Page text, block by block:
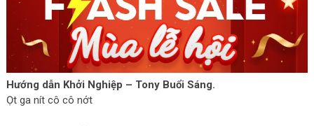
Hướng dẫn Khởi Nghiệp – Tony Buổi Sáng.
Ọt ga nít cô cô nớt